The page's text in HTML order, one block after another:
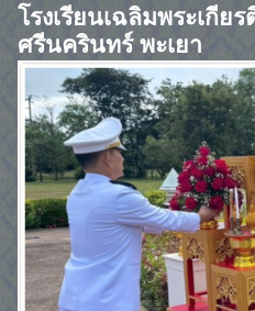
โรงเรียนเฉลิมพระเกีย
ศรีนครินทร์ พะเยา